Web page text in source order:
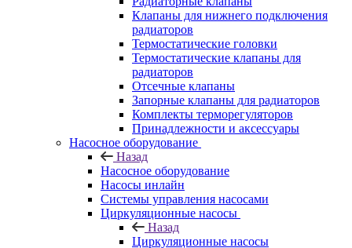
Клапаны для нижнего подключения
радиаторов
Термостатические головки
Термостатические клапаны для
радиаторов
Отсечные клапаны
Запорные клапаны для радиаторов
Комплекты терморегуляторов
Принадлежности и аксессуары
Насосное оборудование
Назад
Насосное оборудование
Насосы инлайн
Системы управления насосами
Циркуляционные насосы
Назад
Циркуляционные насосы